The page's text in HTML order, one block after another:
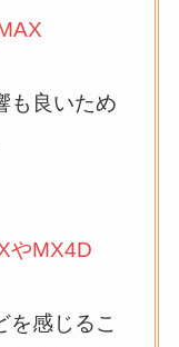
も良いため
やMX4D
を感じるこ